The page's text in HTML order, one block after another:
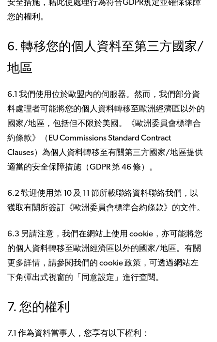
安全措施，藉此使處理行為符合GDPR規定並確保保障
您的權利。
6. 轉移您的個人資料至第三方國家/
地區
6.1 我們使用位於歐盟內的伺服器。然而，我們部分資
料處理者可能將您的個人資料轉移至歐洲經濟區以外的
國家/地區，包括但不限於美國。《歐洲委員會標準合
約條款》（EU Commissions Standard Contract
Clauses）為個人資料轉移至有關第三方國家/地區提供
適當的安全保障措施（GDPR 第 46 條）。
6.2 歡迎使用第 10 及 11 節所載聯絡資料聯絡我們，以
獲取有關所簽訂《歐洲委員會標準合約條款》的文件。
6.3 另請注意，我們在網站上使用 cookie，亦可能將您
的個人資料轉移至歐洲經濟區以外的國家/地區。有關
更多詳情，請參閱我們的 cookie 政策，可透過網站左
下角彈出式視窗的「同意設定」進行查閱。
7. 您的權利
7.1 作為資料當事人，您享有以下權利：